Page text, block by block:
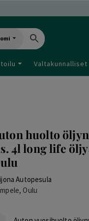
Valtakunnalliset
huolto
4l long life
Autopesula
Oulu